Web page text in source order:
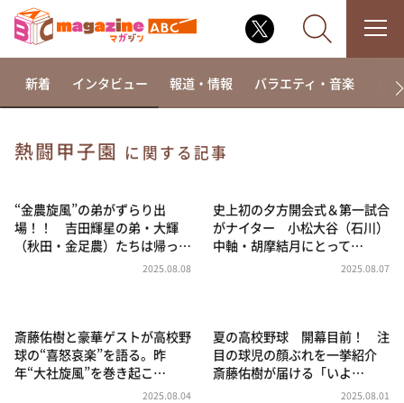
相席食堂
これ余談なんですけど・・・
～人生密着トークバラエティ！～ やすとものいたっ
news おかえり
河合＆A.B.C-Z塚田×福井アナ「なんでやねん！？」
（news おかえり）
新着 インタビュー 報道・情報 バラエティ・音楽 ド
熱闘甲子園 に関する記事
“金農旋風”の弟がずらり出
場！！ 吉田輝星の弟・大輝
（秋田・金足農）たちは帰っ…
2025.08.08
史上初の夕方開会式＆第一試合
がナイター 小松大谷（石川）
中軸・胡摩結月にとって…
2025.08.07
斎藤佑樹と豪華ゲストが高校野
球の“喜怒哀楽”を語る。昨
年“大社旋風”を巻き起こ…
2025.08.04
夏の高校野球 開幕目前！ 注
目の球児の顔ぶれを一挙紹介
斎藤佑樹が届ける「いよ…
2025.08.01